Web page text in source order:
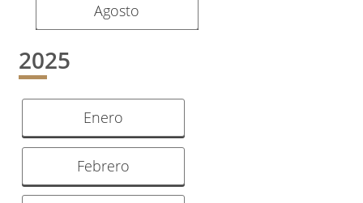
Agosto
2025
Enero
Febrero